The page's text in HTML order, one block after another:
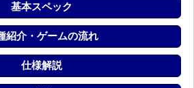
基本スペック
紹介・ゲームの流れ
仕様解説